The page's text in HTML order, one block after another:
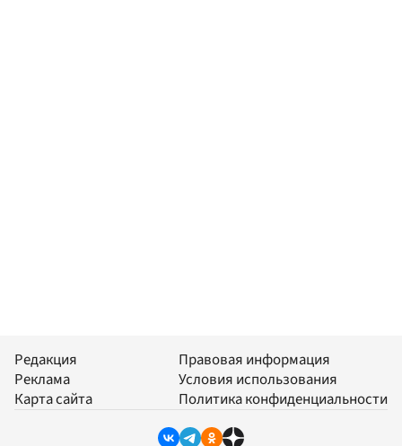
Редакция
Реклама
Карта сайта
Правовая информация
Условия использования
Политика конфиденциальности